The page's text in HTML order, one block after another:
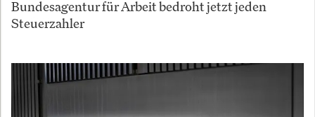
Bundesagentur für Arbeit bedroht jetzt jeden
Steuerzahler